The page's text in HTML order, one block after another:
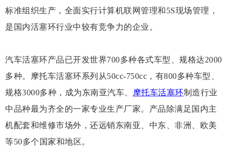
标准组织生产，全面实行计算机联网管理和5S现场管理，
是国内活塞环行业中较有竞争力的企业。
汽车活塞环产品已开发世界700多种各式车型、规格达2000
多种。摩托车活塞环系列从50cc-750cc，有800多种车型、
规格3000多种，成为东南亚汽车、
摩托车活塞环制造行业
中品种最为齐全的一家专业生产厂家。产品除满足国内主
机配套和维修市场外，还远销东南亚、中东、非洲、欧美
等50多个国家和地区。